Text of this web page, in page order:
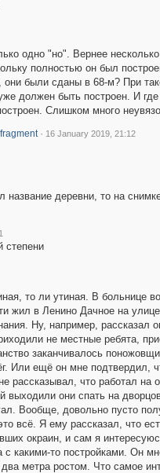
одно "но". Вернее
полностью он был
они были сданы в 68-м? При
должен быть построен. И
Слишком много
· 16 January 2019, 21:12
название деревни, то на
степени
то ли утиная. В больнице
жил в Ленино Дачное на
Ну, например, рассказал
не местные ребята,
заканчивалось
Или ещё он мне подтвердил,
рассказывал, что работал на
выходили они спать на
Вообще, довольно пусто
всё. Я ему рассказал, что
окраин, и сам я
с какими-то постройками. Он
метра ростом. Что самое